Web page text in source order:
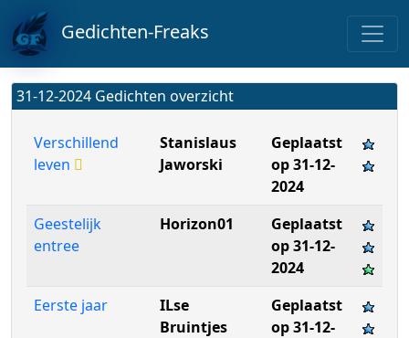
Gedichten-Freaks
31-12-2024 Gedichten overzicht
Verschillend
leven
Stanislaus
Jaworski
Geplaatst
op 31-12-
2024
Geestelijk
entree
Horizon01
Geplaatst
op 31-12-
2024
Eerste jaar
ILse
Bruintjes
Geplaatst
op 31-12-